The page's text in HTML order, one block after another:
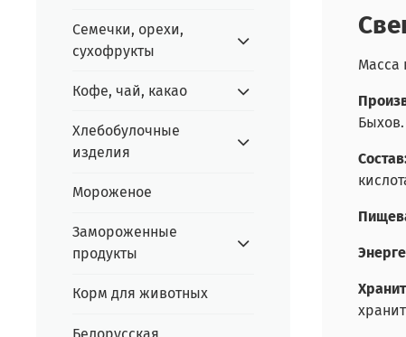
Масса
Быхов.
Семечки, орехи,
сухофрукты
Кофе, чай, какао
Хлебобулочные
изделия
Мороженое
Замороженные
продукты
Корм для животных
Белорусская